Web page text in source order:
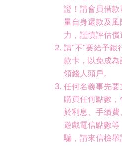
證！請會員借款
量自身還款及風
力，謹慎評估償
請"不"要給予銀
款卡，以免成為
領錢人頭戶。
任何名義事先要
購買任何點數，
於利息、手續費
遊戲電信點數等
騙，請來信檢舉